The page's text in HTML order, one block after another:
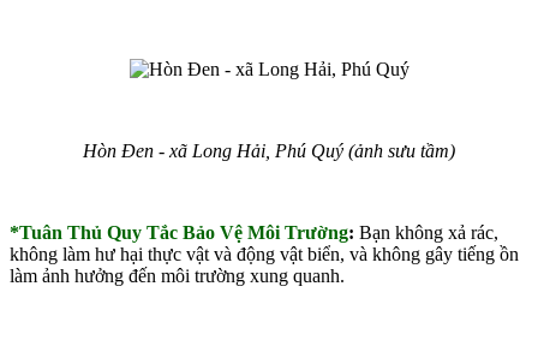
Hòn Đen - xã Long Hải, Phú Quý (ảnh sưu tầm)
*Tuân Thủ Quy Tắc Bảo Vệ Môi Trường: Bạn không xả rác,
không làm hư hại thực vật và động vật biển, và không gây tiếng ồn
làm ảnh hưởng đến môi trường xung quanh.